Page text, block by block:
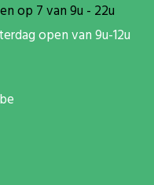
op 7 van 9u - 22u
open van 9u-12u